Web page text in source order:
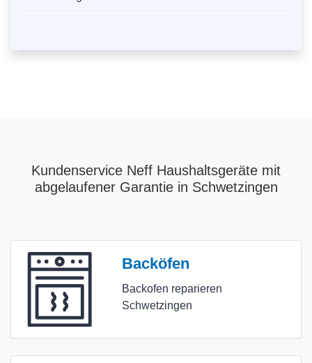
Kundenservice Neff Haushaltsgeräte mit
abgelaufener Garantie in Schwetzingen
Backöfen
Backofen reparieren
Schwetzingen